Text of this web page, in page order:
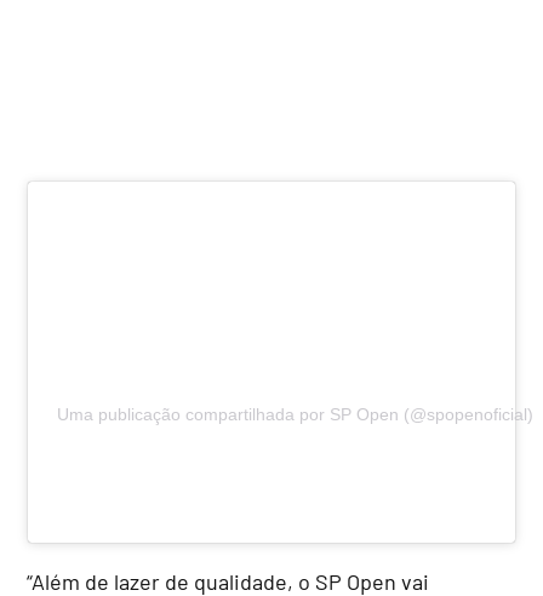
Uma publicação compartilhada por SP Open (@spopenoficial)
“Além de lazer de qualidade, o SP Open vai